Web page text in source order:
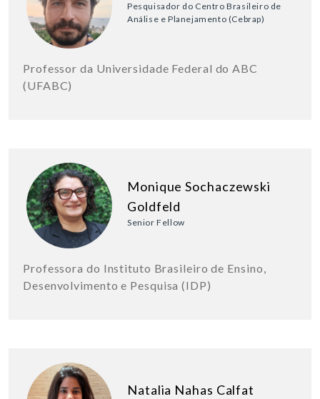
Pesquisador do Centro Brasileiro de
Análise e Planejamento (Cebrap)
Professor da Universidade Federal do ABC
(UFABC)
Monique Sochaczewski
Goldfeld
Senior Fellow
Professora do Instituto Brasileiro de Ensino,
Desenvolvimento e Pesquisa (IDP)
Natalia Nahas Calfat